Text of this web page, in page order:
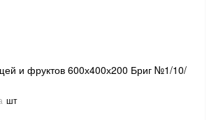
и фруктов 600х400х200 Бриг №1/10/
шт